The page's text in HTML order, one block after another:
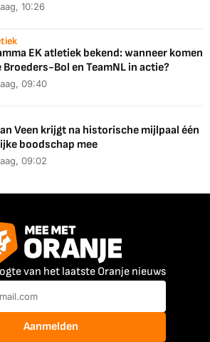
10:26
EK atletiek bekend: wanneer komen
Broeders-Bol en TeamNL in actie?
09:40
Veen krijgt na historische mijlpaal één
boodschap mee
09:02
van het laatste Oranje nieuws
Aanmelden